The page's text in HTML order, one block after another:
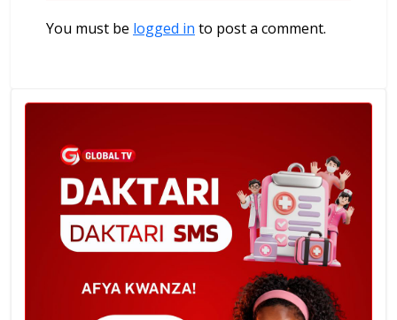
You must be logged in to post a comment.